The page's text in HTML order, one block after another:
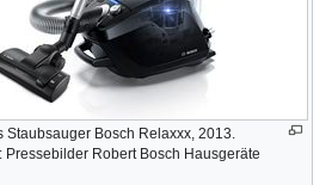
Staubsauger Bosch Relaxxx, 2013.
Pressebilder Robert Bosch Hausgeräte